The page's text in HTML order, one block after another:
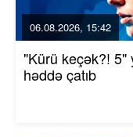
06.08.2026, 15:42
"Kürü keçək?! 5"
həddə çatıb